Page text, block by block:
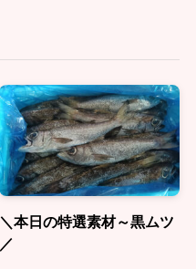
＼本日の特選素材～黒ムツ
／